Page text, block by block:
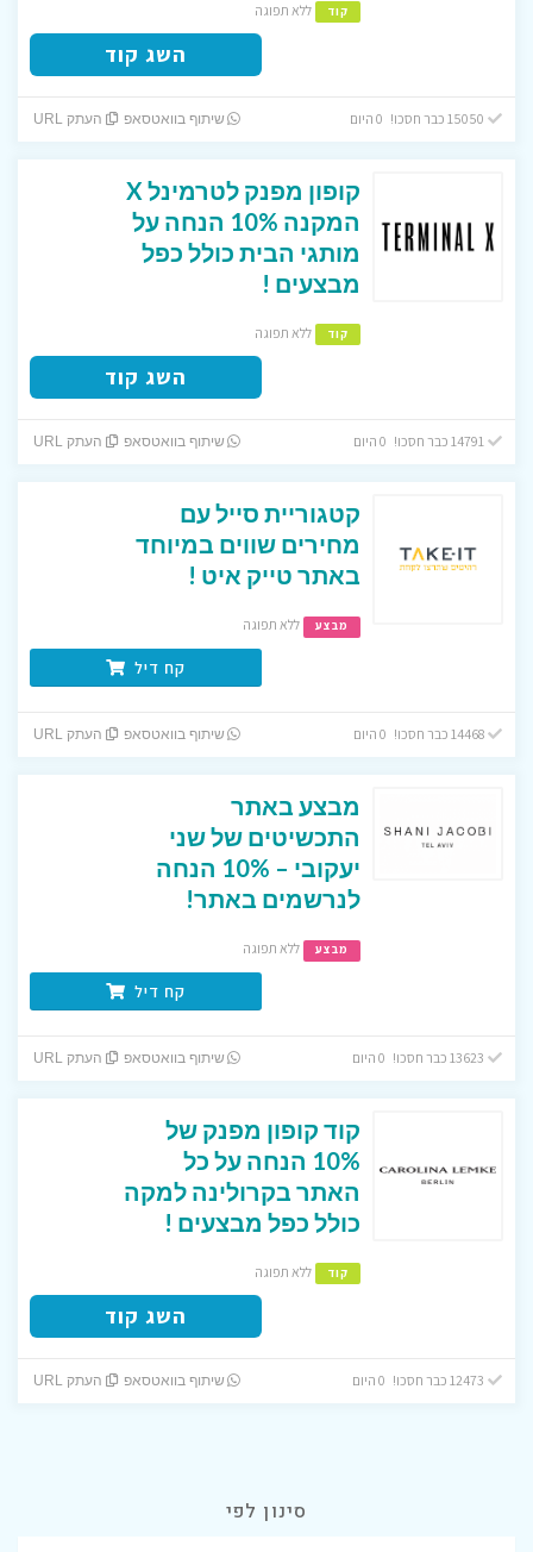
קוד ללא תפוגה
השג קוד
שיתוף בוואטסאפ העתק URL
קופון מפנק לטרמינל X
המקנה 10% הנחה על
מותגי הבית כולל כפל
מבצעים !
קוד ללא תפוגה
השג קוד
14791 כבר חסכו! 0 היום שיתוף בוואטסאפ העתק URL
קטגוריית סייל עם
מחירים שווים במיוחד
באתר טייק איט !
מבצע ללא תפוגה
קח דיל
14468 כבר חסכו! 0 היום שיתוף בוואטסאפ העתק URL
מבצע באתר
התכשיטים של שני
יעקובי – 10% הנחה
לנרשמים באתר!
מבצע ללא תפוגה
קח דיל
שיתוף בוואטסאפ העתק URL
קוד קופון מפנק של
10% הנחה על כל
האתר בקרולינה למקה
כולל כפל מבצעים !
קוד ללא תפוגה
השג קוד
שיתוף בוואטסאפ העתק URL
סינון לפי